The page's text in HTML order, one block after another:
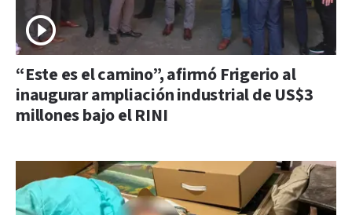
“Este es el camino”, afirmó Frigerio al
inaugurar ampliación industrial de US$3
millones bajo el RINI